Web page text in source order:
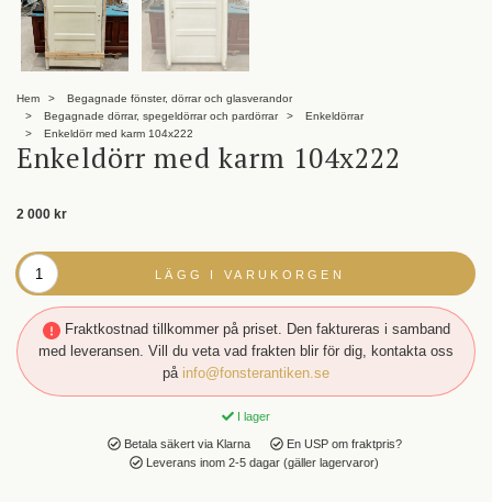
Hem
Begagnade fönster, dörrar och glasverandor
Begagnade dörrar, spegeldörrar och pardörrar
Enkeldörrar
Enkeldörr med karm 104x222
Enkeldörr med karm 104x222
2 000 kr
LÄGG I VARUKORGEN
Fraktkostnad tillkommer på priset. Den faktureras i samband
med leveransen. Vill du veta vad frakten blir för dig, kontakta oss
på info@fonsterantiken.se
I lager
Betala säkert via Klarna
En USP om fraktpris?
Leverans inom 2-5 dagar (gäller lagervaror)